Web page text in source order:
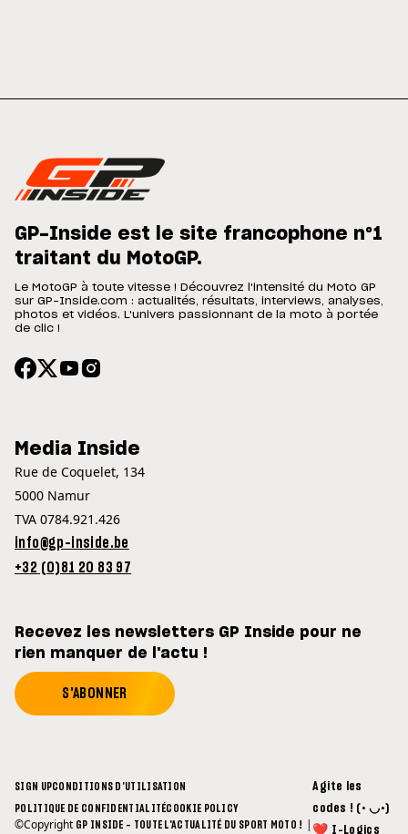
GP-Inside est le site francophone n°1
traitant du MotoGP.
Le MotoGP à toute vitesse ! Découvrez l'intensité du Moto GP
sur GP-Inside.com : actualités, résultats, interviews, analyses,
photos et vidéos. L'univers passionnant de la moto à portée
de clic !
Media Inside
Rue de Coquelet, 134
5000 Namur
TVA 0784.921.426
info@gp-inside.be
+32 (0)81 20 83 97
Recevez les newsletters GP Inside pour ne
rien manquer de l'actu !
S'ABONNER
SIGN UPCONDITIONS D'UTILISATION
POLITIQUE DE CONFIDENTIALITÉCOOKIE POLICY
©Copyright GP INSIDE - TOUTE L'ACTUALITÉ DU SPORT MOTO ! |
Agite les
codes ! (• ◡•)
❤ I-Logics